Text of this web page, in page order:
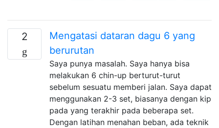
2
Mengatasi dataran dagu 6 yang
berurutan
Saya punya masalah. Saya hanya bisa
melakukan 6 chin-up berturut-turut
sebelum sesuatu memberi jalan. Saya dapat
menggunakan 2-3 set, biasanya dengan kip
pada yang terakhir pada beberapa set.
Dengan latihan menahan beban, ada teknik